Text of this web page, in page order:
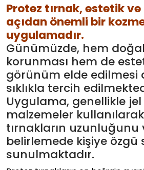
Protez tırnak, estetik ve
açıdan önemli bir
uygulamadır.
Günümüzde, hem
korunması hem de
görünüm elde edilmesi
sıklıkla tercih
Uygulama, genellikle
malzemeler
tırnakların uzunluğunu
belirlemede kişiye özgü
sunulmaktadır.